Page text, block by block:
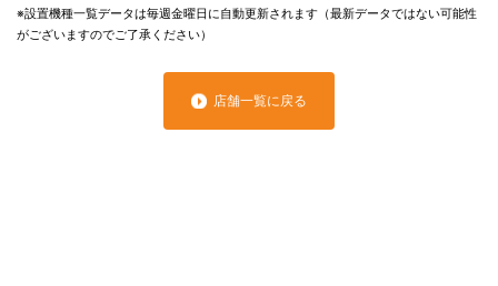
※設置機種一覧データは毎週金曜日に自動更新されます（最新データではない可能性
がございますのでご了承ください）
店舗一覧に戻る